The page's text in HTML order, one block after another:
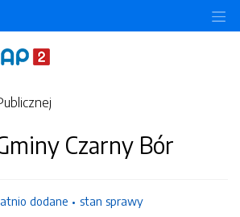
Czarny Bór
dodane stan sprawy